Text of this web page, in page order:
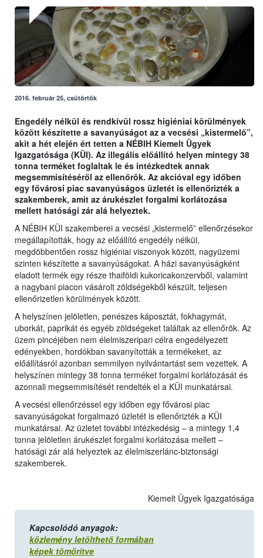
2016. február 25, csütörtök
Engedély nélkül és rendkívül rossz higiéniai körülmények
között készítette a savanyúságot az a vecsési „kistermelő”,
akit a hét elején ért tetten a NÉBIH Kiemelt Ügyek
Igazgatósága (KÜI). Az illegális előállító helyen mintegy 38
tonna terméket foglaltak le és intézkedtek annak
megsemmisítéséről az ellenőrök. Az akcióval egy időben
egy fővárosi piac savanyúságos üzletét is ellenőrizték a
szakemberek, amit az árukészlet forgalmi korlátozása
mellett hatósági zár alá helyeztek.
A NÉBIH KÜI szakemberei a vecsési „kistermelő” ellenőrzésekor
megállapították, hogy az előállító engedély nélkül,
megdöbbentően rossz higiéniai viszonyok között, nagyüzemi
szinten készítette a savanyúságokat. A házi savanyúságként
eladott termék egy része thaiföldi kukoricakonzervből, valamint
a nagybani piacon vásárolt zöldségekből készült, teljesen
ellenőrizetlen körülmények között.
A helyszínen jelöletlen, penészes káposztát, fokhagymát,
uborkát, paprikát és egyéb zöldségeket találtak az ellenőrök. Az
üzem pincéjében nem élelmiszeripari célra engedélyezett
edényekben, hordókban savanyították a termékeket, az
előállításról azonban semmilyen nyilvántartást sem vezettek. A
helyszínen mintegy 38 tonna terméket forgalmi korlátozását és
azonnali megsemmisítését rendelték el a KÜI munkatársai.
A vecsési ellenőrzéssel egy időben egy fővárosi piac
savanyúságokat forgalmazó üzletét is ellenőrizték a KÜI
munkatársai. Az üzletet további intézkedésig – a mintegy 1,4
tonna jelöletlen árukészlet forgalmi korlátozása mellett –
hatósági zár alá helyeztek az élelmiszerlánc-biztonsági
szakemberek.
Kiemelt Ügyek Igazgatósága
Kapcsolódó anyagok:
közlemény letölthető formában
képek tömörítve